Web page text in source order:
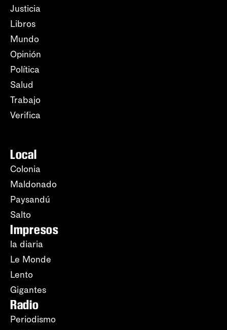
Justicia
Libros
Mundo
Opinión
Política
Salud
Trabajo
Verifica
Local
Colonia
Maldonado
Paysandú
Salto
Impresos
la diaria
Le Monde
Lento
Gigantes
Radio
Periodismo